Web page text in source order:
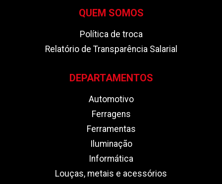
QUEM SOMOS
Política de troca
Relatório de Transparência Salarial
DEPARTAMENTOS
Automotivo
Ferragens
Ferramentas
Iluminação
Informática
Louças, metais e acessórios